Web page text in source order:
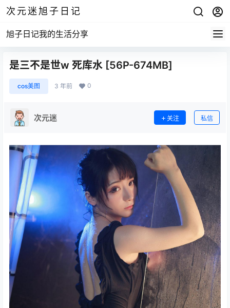
次元迷旭子日记
旭子日记我的生活分享
是三不是世w 死库水 [56P-674MB]
cos美图 3 年前 0
次元迷 关注 私信